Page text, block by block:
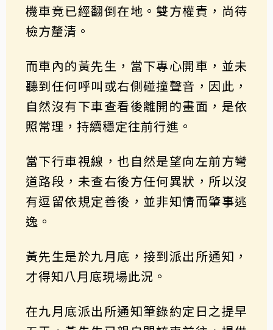
機車竟已經翻倒在地。雙方權責，尚待
檢方釐清。
而車內的黃先生，當下專心開車，並未
聽到任何呼叫或右側碰撞聲音，因此，
自然沒有下車查看後離開的畫面，是依
照常理，持續穩定往前行進。
當下行車視線，也自然是望向左前方彎
道路段，未查右後方任何異狀，所以沒
有逗留依規定善後，並非知情而肇事逃
逸。
黃先生是於九月底，接到派出所通知，
才得知八月底現場此況。
在九月底派出所通知筆錄約定日之提早